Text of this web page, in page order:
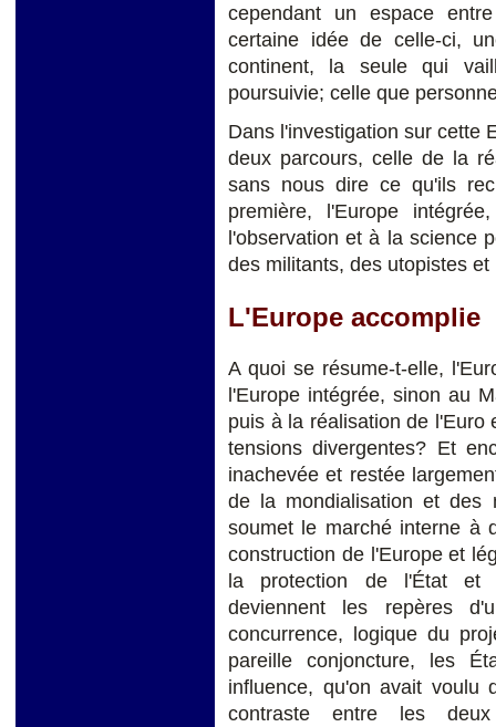
cependant un espace
certaine idée de celle-ci,
continent, la seule qui
poursuivie; celle que
Dans l'investigation sur cette
deux parcours, celle de la
sans nous dire ce qu'ils
première, l'Europe
l'observation et à la science
des militants, des utopistes
L'Europe accomplie
A quoi se résume-t-elle,
l'Europe intégrée, sinon au
puis à la réalisation de l'Euro
tensions divergentes? Et
inachevée et restée
de la mondialisation et des
soumet le marché interne à
construction de l'Europe et
la protection de l'État et
deviennent les repères
concurrence, logique du
pareille conjoncture, les
influence, qu'on avait voulu
contraste entre les